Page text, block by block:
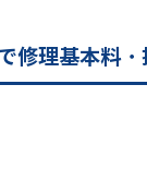
修理基本料